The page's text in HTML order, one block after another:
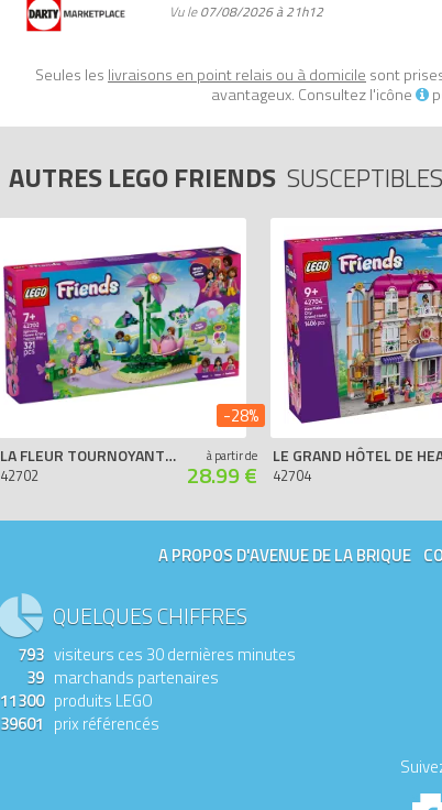
Vu le07/08/2026 à 21h12
Seules les livraisons en point relais ou à domicile sont
avantageux. Consultez l'icône
AUTRES LEGO FRIENDS
LA FLEUR TOURNOYANTE ET LES TASSES À THÉ FÉÉRIQUES
42702
à partir de
28.99 €
-28%
42704
A PROPOS D'AVENUE DE LA BRIQUE
QUELQUES CHIFFRES
793 visiteurs ces 30 dernières minutes
39 marchands partenaires
11300 produits LEGO
39601 prix référencés